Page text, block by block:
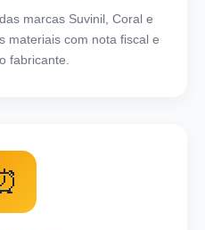
marcas Suvinil, Coral e
materiais com nota fiscal e
fabricante.